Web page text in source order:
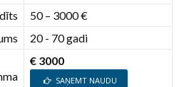
50 – 3000 €
20 - 70 gadi
€ 3000
SAŅEMT NAUDU